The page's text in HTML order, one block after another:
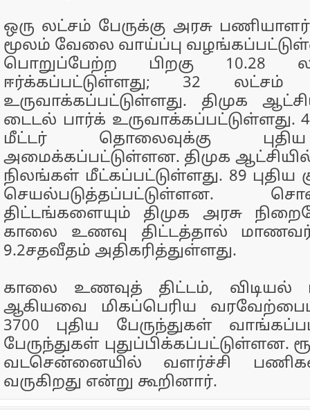
ஒரு லட்சம் பேருக்கு அரசு
மூலம் வேலை வாய்ப்பு
பொறுப்பேற்ற பிறகு 10.28
ஈர்க்கப்பட்டுள்ளது; 32 லட்சம்
உருவாக்கப்பட்டுள்ளது. திமுக
டைடல் பார்க் உருவாக்கப்பட்டுள்ளது.
மீட்டர் தொலைவுக்கு
அமைக்கப்பட்டுள்ளன. திமுக
நிலங்கள் மீட்கப்பட்டுள்ளது. 89 புதிய
செயல்படுத்தப்பட்டுள்ளன.
திட்டங்களையும் திமுக அரசு
காலை உணவு திட்டத்தால்
9.2சதவீதம் அதிகரித்துள்ளது.
காலை உணவுத் திட்டம், விடியல்
ஆகியவை மிகப்பெரிய
3700 புதிய பேருந்துகள்
பேருந்துகள் புதுப்பிக்கப்பட்டுள்ளன.
வடசென்னையில் வளர்ச்சி
வருகிறது என்று கூறினார்.